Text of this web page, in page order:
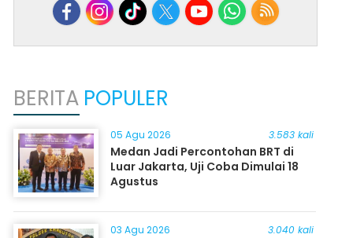
BERITA POPULER
05 Agu 2026 3.583 kali
Medan Jadi Percontohan BRT di
Luar Jakarta, Uji Coba Dimulai 18
Agustus
03 Agu 2026 3.040 kali